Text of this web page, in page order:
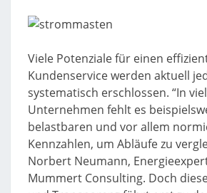
Viele Potenziale für einen
Kundenservice werden aktuell
systematisch erschlossen. “In
Unternehmen fehlt es
belastbaren und vor allem
Kennzahlen, um Abläufe zu
Norbert Neumann,
Mummert Consulting. Doch